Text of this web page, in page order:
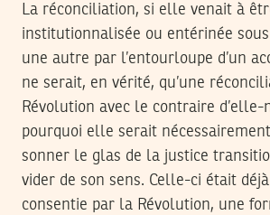
La réconciliation, si elle venait à
institutionnalisée ou entérinée
une autre par l’entourloupe d’un
ne serait, en vérité, qu’une
Révolution avec le contraire d’elle-
pourquoi elle serait
sonner le glas de la justice
vider de son sens. Celle-ci était
consentie par la Révolution, une